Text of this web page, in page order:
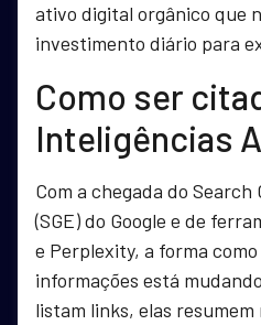
ativo digital orgânico que
investimento diário para
Como ser
Inteligências
Com a chegada do
(SGE) do Google e de
e Perplexity, a forma
informações está
listam links, elas